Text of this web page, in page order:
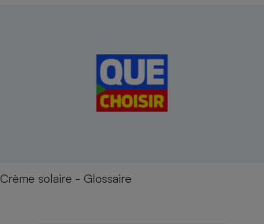
Crème solaire - Glossaire